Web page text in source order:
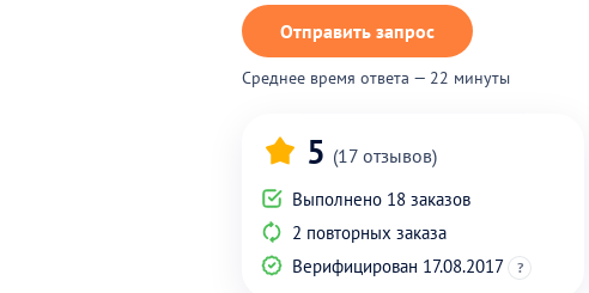
Отправить запрос
Среднее время ответа — 22 минуты
5 (17 отзывов)
Выполнено 18 заказов
2 повторных заказа
Верифицирован 17.08.2017
?